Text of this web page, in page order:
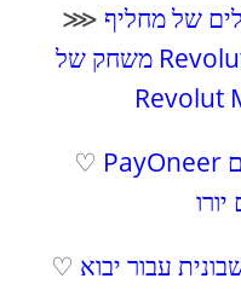
⋙ של מחליף
משחק של Revolut Ultra A בהשוואה ל-
♡ PayOneer סקירה: קבל תשלומים
♡ עבור יבוא